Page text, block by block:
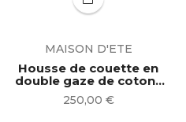
MAISON D'ETE
Housse de couette en
double gaze de coton ◦
bleu nuit | 2...
Prix
250,00 €